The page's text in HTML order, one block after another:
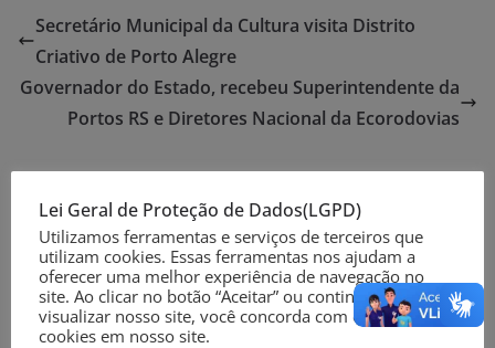
Secretário Municipal da Cultura visita Distrito
Criativo de Porto Alegre
Governador do Estado, recebeu Superintendente da
Portos RS e Diretores Nacional da Ecorodovias
Deixe um comentário
O seu endereço de e-mail não será publicado. Campos
obrigatórios são marcados com*
Lei Geral de Proteção de Dados(LGPD)
Utilizamos ferramentas e serviços de terceiros que
utilizam cookies. Essas ferramentas nos ajudam a
oferecer uma melhor experiência de navegação no
site. Ao clicar no botão “Aceitar” ou continuar a
visualizar nosso site, você concorda com o uso de
cookies em nosso site.